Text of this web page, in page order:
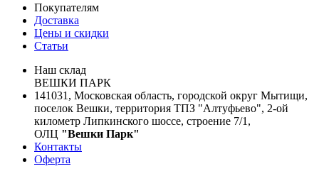
Покупателям
Доставка
Цены и скидки
Статьи
Наш склад
ВЕШКИ ПАРК
141031, Московская область, городской округ Мытищи,
поселок Вешки, территория ТПЗ "Алтуфьево", 2-ой
километр Липкинского шоссе, строение 7/1,
ОЛЦ "Вешки Парк"
Контакты
Оферта